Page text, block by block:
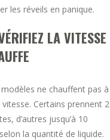
les réveils en panique.
LA VITESSE
ne chauffent pas à
Certains prennent 2
d’autres jusqu’à 10
la quantité de liquide.